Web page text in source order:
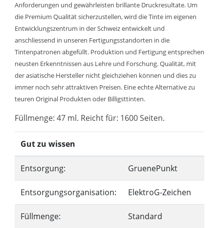
Anforderungen und gewährleisten brillante Druckresultate. Um
die Premium Qualität sicherzustellen, wird die Tinte im eigenen
Entwicklungszentrum in der Schweiz entwickelt und
anschliessend in unseren Fertigungsstandorten in die
Tintenpatronen abgefüllt. Produktion und Fertigung entsprechen
neusten Erkenntnissen aus Lehre und Forschung. Qualität, mit
der asiatische Hersteller nicht gleichziehen können und dies zu
immer noch sehr attraktiven Preisen. Eine echte Alternative zu
teuren Original Produkten oder Billigsttinten.
Füllmenge: 47 ml. Reicht für: 1600 Seiten.
Gut zu wissen
Entsorgung: GruenePunkt
Entsorgungsorganisation: ElektroG-Zeichen
Füllmenge: Standard